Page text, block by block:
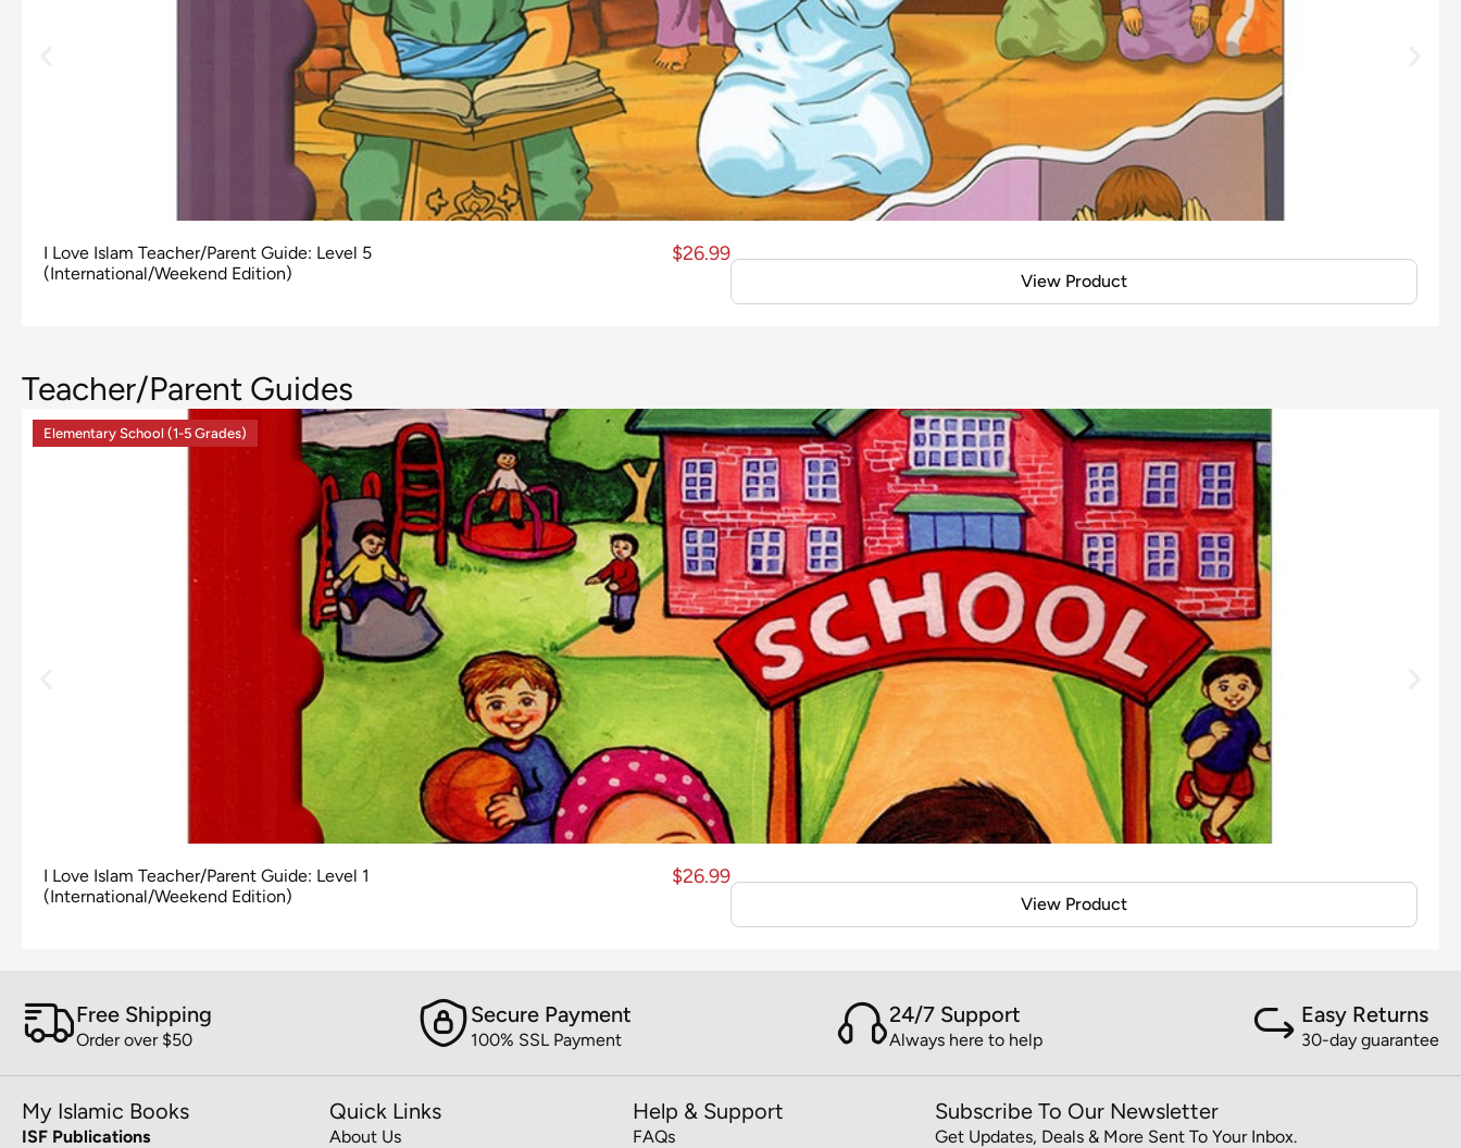
I Love Islam Teacher/Parent Guide: Level 5
(International/Weekend Edition)
$26.99
View Product
Teacher/Parent Guides
Elementary School (1-5 Grades)
I Love Islam Teacher/Parent Guide: Level 1
(International/Weekend Edition)
$26.99
View Product
Free Shipping
Order over $50
Secure Payment
100% SSL Payment
24/7 Support
Always here to help
Easy Returns
30-day guarantee
My Islamic Books
ISF Publications
Quick Links
About Us
Help & Support
FAQs
Subscribe To Our Newsletter
Get Updates, Deals & More Sent To Your Inbox.